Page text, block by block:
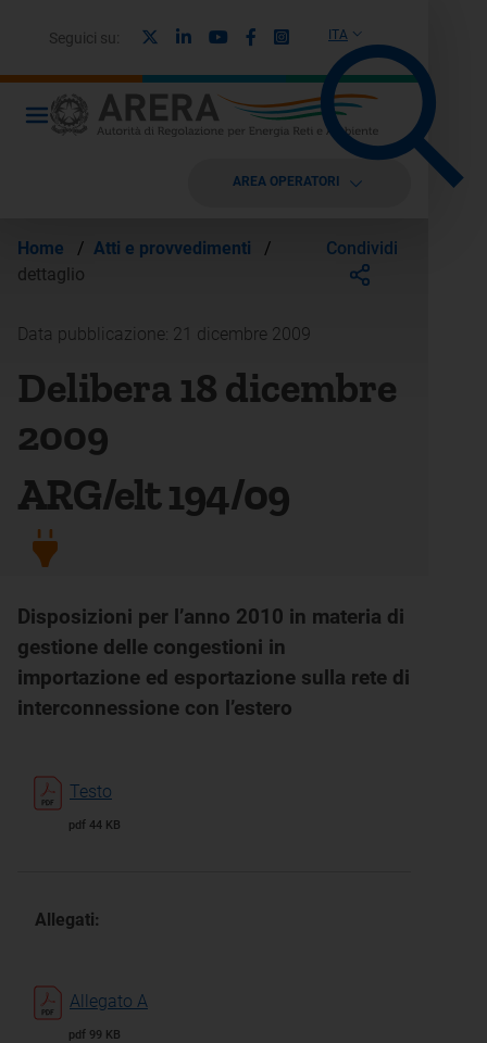
ITA
Seguici su: LinkedinYoutubeFacebook
Instagram
AREA OPERATORI
Home / Atti e provvedimenti
/
dettaglio
Condividi
Data pubblicazione: 21 dicembre 2009
Delibera 18 dicembre
2009
ARG/elt 194/09
Disposizioni per l’anno 2010 in materia di
gestione delle congestioni in
importazione ed esportazione sulla rete di
interconnessione con l’estero
Testo
pdf 44 KB
Allegati:
Allegato A
pdf 99 KB